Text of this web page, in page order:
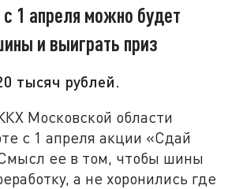
1 апреля можно будет
и выиграть приз
тысяч рублей.
Московской области
с 1 апреля акции «Сдай
ее в том, чтобы шины
а не хоронились где